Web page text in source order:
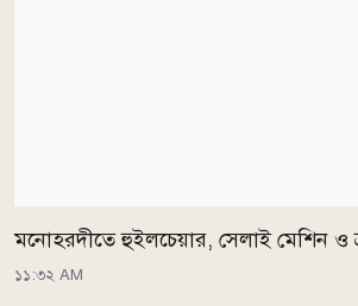
মনোহরদীতে হুইলচেয়ার, সেলাই মেশিন ও
১১:৩২ AM